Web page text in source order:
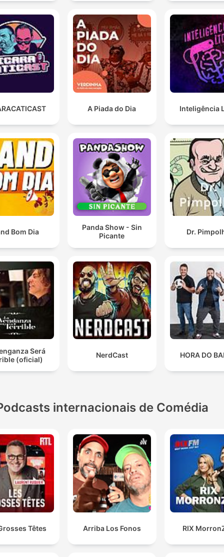
A Piada do Dia Inteligência
Bom Dia
Panda Show - Sin
Picante
Dr.
Será
(oficial)
NerdCast HORA DO
internacionais de Comédia
Têtes Arriba Los Fonos RIX